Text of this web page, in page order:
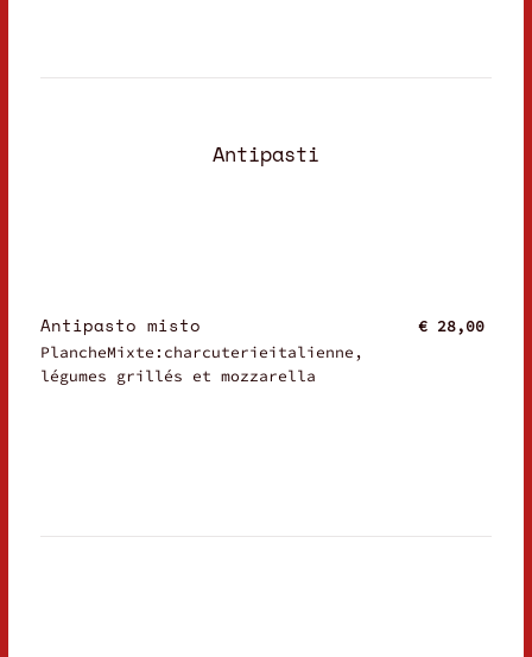
Antipasti
Antipasto misto
PlancheMixte:charcuterieitalienne,
légumes grillés et mozzarella
€ 28,00